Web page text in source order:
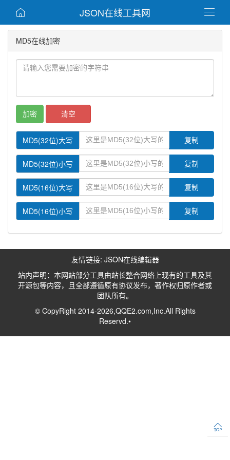
 JSON在线工具网 
MD5在线加密
加密 清空
MD5(32位)大写 复制
MD5(32位)小写 复制
MD5(16位)大写 复制
MD5(16位)小写 复制
友情链接: JSON在线编辑器
站内声明：本网站部分工具由站长整合网络上现有的工具及其
开源包等内容，且全部遵循原有协议发布，著作权归原作者或
团队所有。
© CopyRight 2014-2026,QQE2.com,Inc.All Rights
Reservd.•
